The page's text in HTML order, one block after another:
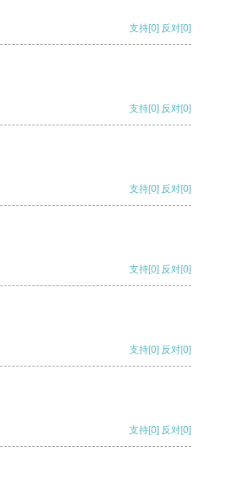
支持[0] 反对[0]
支持[0] 反对[0]
支持[0] 反对[0]
支持[0] 反对[0]
支持[0] 反对[0]
支持[0] 反对[0]